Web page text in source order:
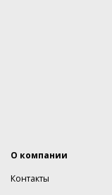
О компании
Контакты